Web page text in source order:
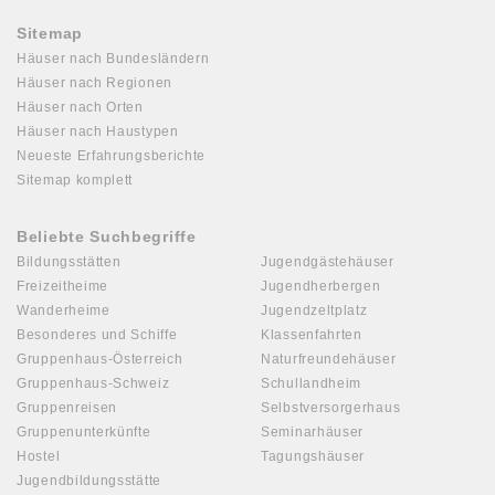
Sitemap
Häuser nach Bundesländern
Häuser nach Regionen
Häuser nach Orten
Häuser nach Haustypen
Neueste Erfahrungsberichte
Sitemap komplett
Beliebte Suchbegriffe
Bildungsstätten
Freizeitheime
Wanderheime
Besonderes und Schiffe
Gruppenhaus-Österreich
Gruppenhaus-Schweiz
Gruppenreisen
Gruppenunterkünfte
Hostel
Jugendbildungsstätte
Jugendgästehäuser
Jugendherbergen
Jugendzeltplatz
Klassenfahrten
Naturfreundehäuser
Schullandheim
Selbstversorgerhaus
Seminarhäuser
Tagungshäuser